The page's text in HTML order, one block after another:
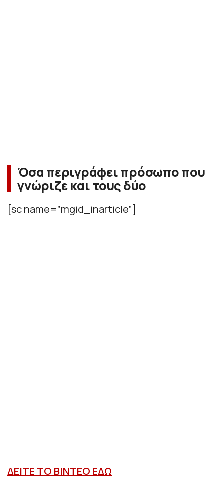
Όσα περιγράφει πρόσωπο που
γνώριζε και τους δύο
[sc name=”mgid_inarticle”]
ΔΕΙΤΕ ΤΟ ΒΙΝΤΕΟ ΕΔΩ